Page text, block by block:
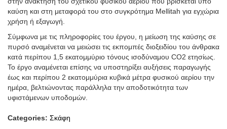
(Πίστωση: Saipem)
Το έργο αξιοποίησης φυσικού αερίου Bouri αναπτύσσεται από την
Mellitah Oil and Gas, μια κοινοπραξία μεταξύ της Eni και της
Εθνικής Εταιρείας Πετρελαίου (NOC) της Λιβύης. Το έργο στοχεύει
στην ανάκτηση του σχετικού φυσικού αερίου που βρίσκεται υπό
καύση και στη μεταφορά του στο συγκρότημα Mellitah για εγχώρια